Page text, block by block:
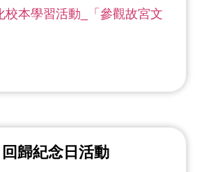
校本學習活動_「參觀故宮文
歸紀念日活動